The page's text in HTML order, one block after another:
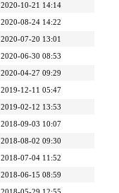
2020-10-21 14:14
2020-08-24 14:22
2020-07-20 13:01
2020-06-30 08:53
2020-04-27 09:29
2019-12-11 05:47
2019-02-12 13:53
2018-09-03 10:07
2018-08-02 09:30
2018-07-04 11:52
2018-06-15 08:59